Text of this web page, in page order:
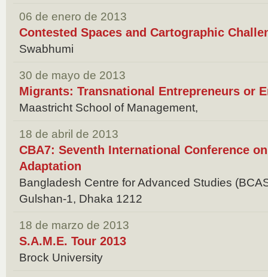
06 de enero de 2013
Contested Spaces and Cartographic
Swabhumi
30 de mayo de 2013
Migrants: Transnational Entrepreneurs or
Maastricht School of Management,
18 de abril de 2013
CBA7: Seventh International Conference
Adaptation
Bangladesh Centre for Advanced Studies
Gulshan‐1, Dhaka 1212
18 de marzo de 2013
S.A.M.E. Tour 2013
Brock University